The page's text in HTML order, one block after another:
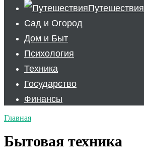
Путешествия
Сад и Огород
Дом и Быт
Психология
Техника
Государство
Финансы
Главная
Бытовая техника